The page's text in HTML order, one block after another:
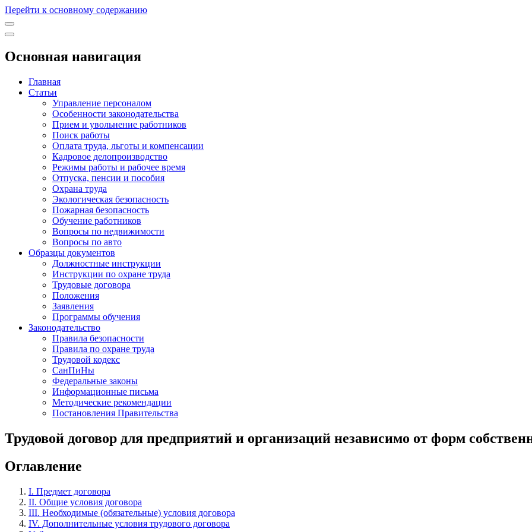
Перейти к основному содержанию
Основная навигация
Главная
Статьи
Управление персоналом
Особенности законодательства
Прием и увольнение работников
Поиск работы
Оплата труда, льготы и компенсации
Кадровое делопроизводство
Режимы работы и рабочее время
Отпуска, пенсии и пособия
Охрана труда
Экологическая безопасность
Пожарная безопасность
Обучение работников
Вопросы по недвижимости
Вопросы по авто
Образцы документов
Должностные инструкции
Инструкции по охране труда
Трудовые договора
Положения
Заявления
Программы обучения
Законодательство
Правила безопасности
Правила по охране труда
Трудовой кодекс
СанПиНы
Федеральные законы
Информационные письма
Методические рекомендации
Постановления Правительства
Трудовой договор для предприятий и организаций независимо от форм
Оглавление
I. Предмет договора
II. Общие условия договора
III. Необходимые (обязательные) условия договора
IV. Дополнительные условия трудового договора